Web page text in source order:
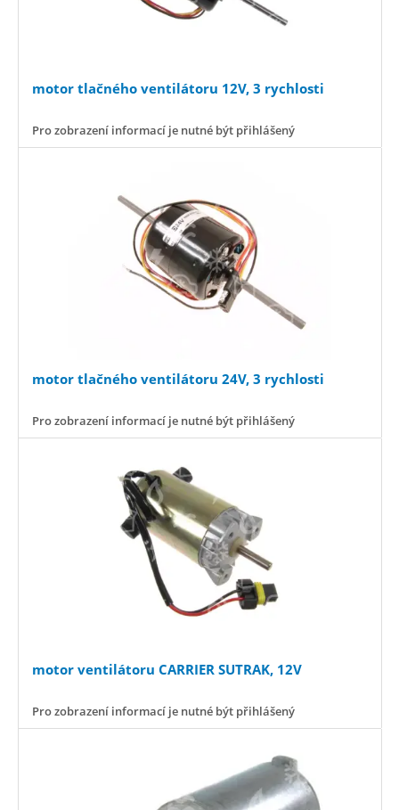
motor tlačného ventilátoru 12V, 3 rychlosti
Pro zobrazení informací je nutné být přihlášený
motor tlačného ventilátoru 24V, 3 rychlosti
Pro zobrazení informací je nutné být přihlášený
motor ventilátoru CARRIER SUTRAK, 12V
Pro zobrazení informací je nutné být přihlášený